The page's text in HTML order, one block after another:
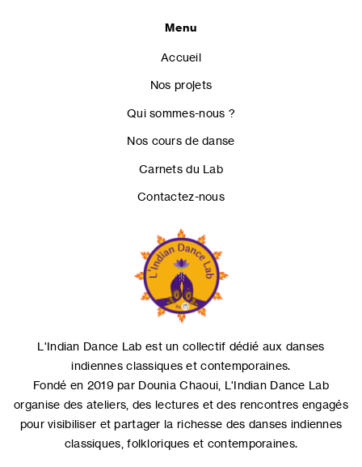
Menu
Accueil
Nos projets
Qui sommes-nous ?
Nos cours de danse
Carnets du Lab
Contactez-nous
L'Indian Dance Lab est un collectif dédié aux danses
indiennes classiques et contemporaines.
Fondé en 2019 par Dounia Chaoui, L'Indian Dance Lab
organise des ateliers, des lectures et des rencontres engagés
pour visibiliser et partager la richesse des danses indiennes
classiques, folkloriques et contemporaines.